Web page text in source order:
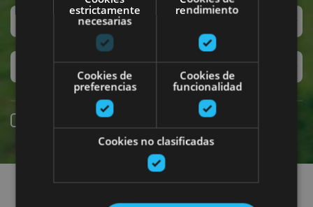
Turismo regenerativo
Experiencias exclusivas
Online erreserba
Planak aurkitu
estrictamente
necesarias
rendimiento
Cookies de
preferencias
Cookies de
funcionalidad
Cookies no clasificadas